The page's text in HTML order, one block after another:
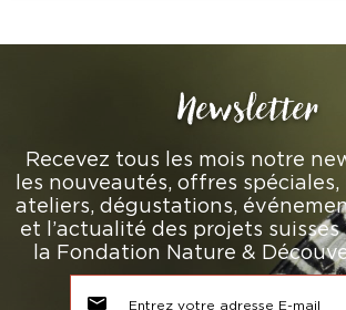
Newsletter
Recevez tous les mois notre
les nouveautés, offres spéciales,
ateliers, dégustations,
et l’actualité des projets
la Fondation Nature &